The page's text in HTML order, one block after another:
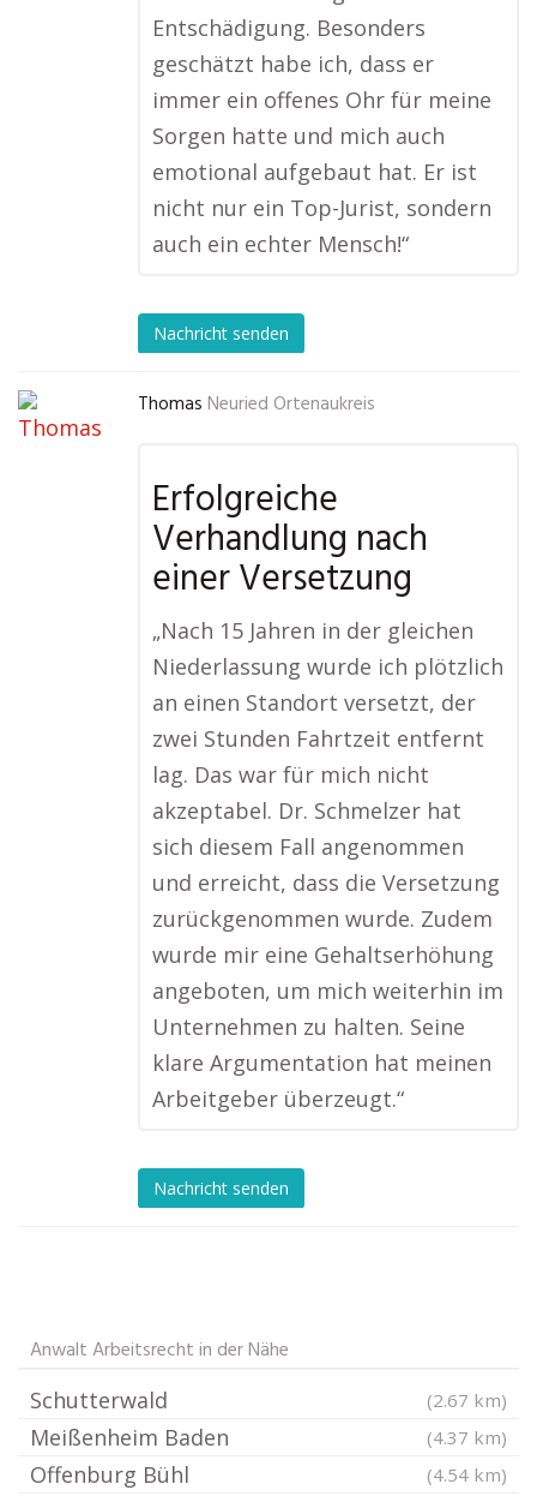
Entschädigung. Besonders
geschätzt habe ich, dass er
immer ein offenes Ohr für meine
Sorgen hatte und mich auch
emotional aufgebaut hat. Er ist
nicht nur ein Top-Jurist, sondern
auch ein echter Mensch!“
Nachricht senden
Thomas Neuried Ortenaukreis
Erfolgreiche
Verhandlung nach
einer Versetzung
„Nach 15 Jahren in der gleichen
Niederlassung wurde ich plötzlich
an einen Standort versetzt, der
zwei Stunden Fahrtzeit entfernt
lag. Das war für mich nicht
akzeptabel. Dr. Schmelzer hat
sich diesem Fall angenommen
und erreicht, dass die Versetzung
zurückgenommen wurde. Zudem
wurde mir eine Gehaltserhöhung
angeboten, um mich weiterhin im
Unternehmen zu halten. Seine
klare Argumentation hat meinen
Arbeitgeber überzeugt.“
Nachricht senden
Anwalt Arbeitsrecht in der Nähe
Schutterwald (2.67 km)
Meißenheim Baden (4.37 km)
Offenburg Bühl (4.54 km)